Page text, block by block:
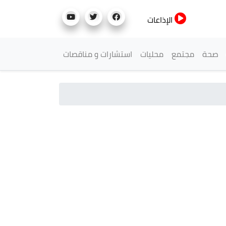
الإذاعات
صحة مجتمع محليات استشارات و مناقصات